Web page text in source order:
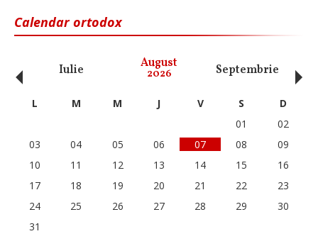
Calendar ortodox
Iulie August
2026 Septembrie
‹ L M M J V S
D
01
02
03
04 05 06 07 08
09
10
11 12 13 14 15
16
17
18 19 20 21 22
23
24
25 26 27 28 29
30
31